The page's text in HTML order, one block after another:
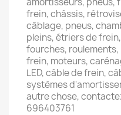
frein, châssis,
câblage, pneus,
pleins, étriers de
fourches,
frein, moteurs,
LED, câble de frein,
systèmes
autre chose,
696403761